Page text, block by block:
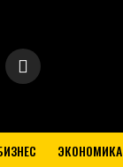
ЭКОНОМИКА